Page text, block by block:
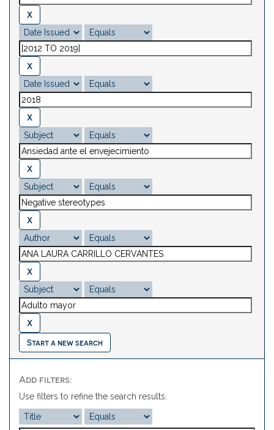
Start a new search
Add filters:
Use filters to refine the search results.